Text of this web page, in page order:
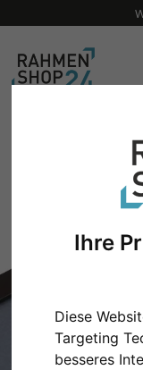
Ihre
Diese
Targeting
besseres